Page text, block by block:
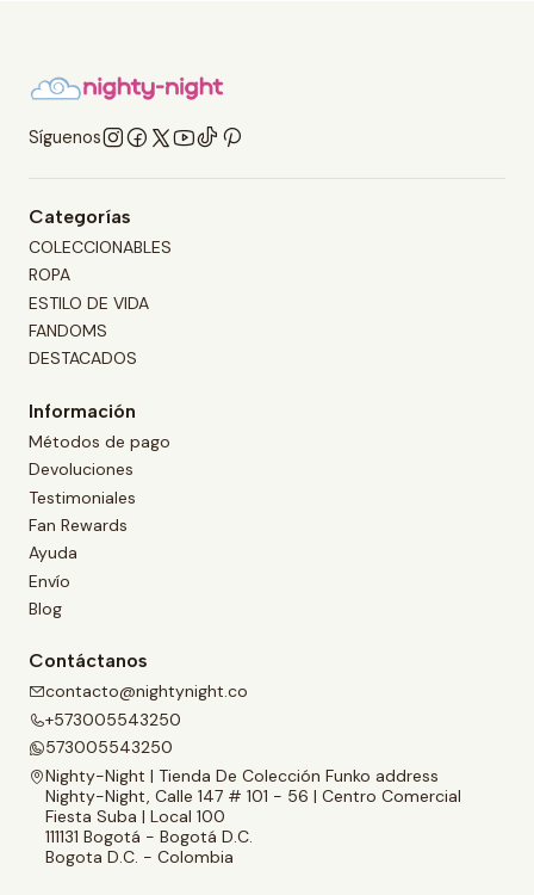
Síguenos
Categorías
COLECCIONABLES
ROPA
ESTILO DE VIDA
FANDOMS
DESTACADOS
Información
Métodos de pago
Devoluciones
Testimoniales
Fan Rewards
Ayuda
Envío
Blog
Contáctanos
contacto@nightynight.co
+573005543250
573005543250
Nighty-Night | Tienda De Colección Funko address
Nighty-Night, Calle 147 # 101 - 56 | Centro Comercial
Fiesta Suba | Local 100
111131 Bogotá - Bogotá D.C.
Bogota D.C. - Colombia